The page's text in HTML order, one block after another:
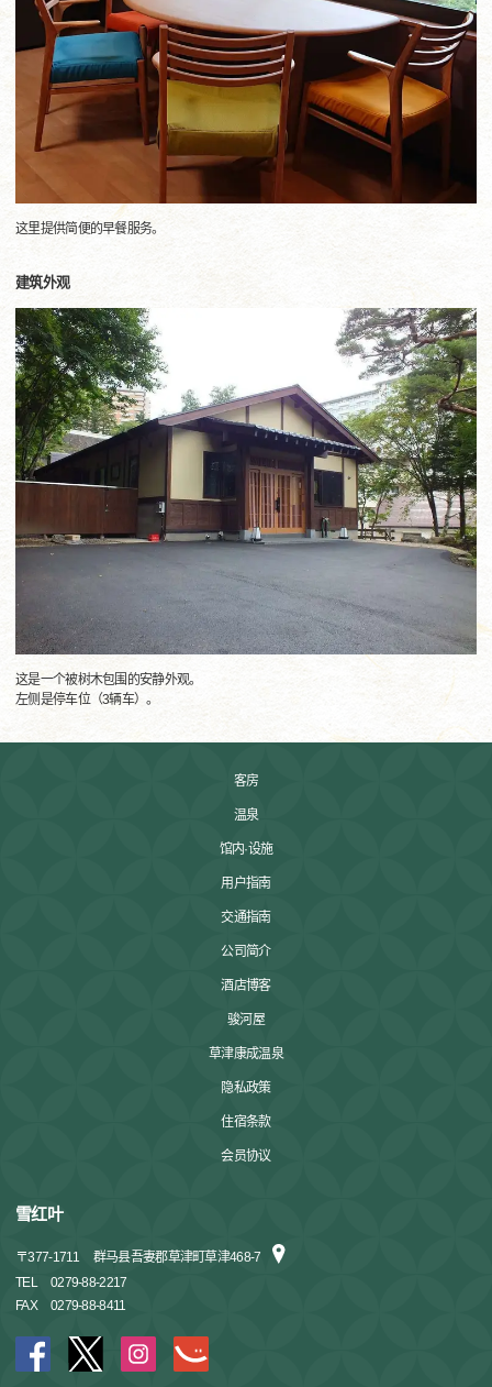
这里提供简便的早餐服务。
建筑外观
这是一个被树木包围的安静外观。
左侧是停车位（3辆车）。
客房
温泉
馆内·设施
用户指南
交通指南
公司简介
酒店博客
骏河屋
草津康成温泉
隐私政策
住宿条款
会员协议
雪红叶
〒377-1711
群马县吾妻郡草津町草津468-7
TEL
0279-88-2217
FAX
0279-88-8411